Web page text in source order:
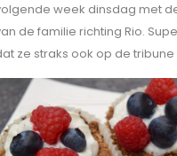
week dinsdag met
de familie richting Rio.
ze straks ook op de tribune